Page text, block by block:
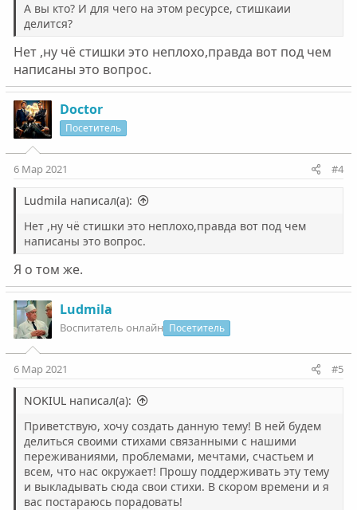
А вы кто? И для чего на этом ресурсе, стишкаии
делится?
Нет ,ну чё стишки это неплохо,правда вот под чем
написаны это вопрос.
Doctor
Посетитель
6 Мар 2021 #4
Ludmila написал(а):
Нет ,ну чё стишки это неплохо,правда вот под чем
написаны это вопрос.
Я о том же.
Ludmila
Воспитатель онлайн Посетитель
6 Мар 2021 #5
NOKIUL написал(а):
Приветствую, хочу создать данную тему! В ней будем
делиться своими стихами связанными с нашими
переживаниями, проблемами, мечтами, счастьем и
всем, что нас окружает! Прошу поддерживать эту тему
и выкладывать сюда свои стихи. В скором времени и я
вас постараюсь порадовать!